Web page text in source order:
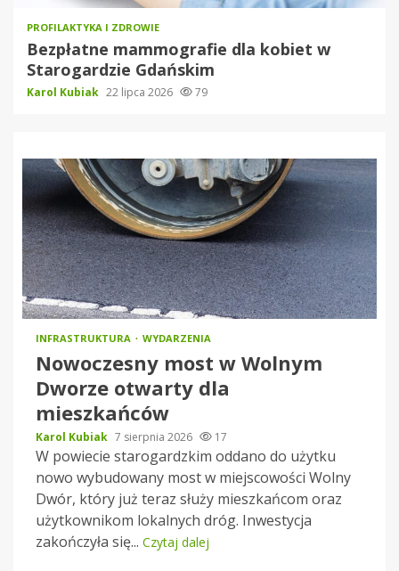
PROFILAKTYKA I ZDROWIE
Bezpłatne mammografie dla kobiet w
Starogardzie Gdańskim
Karol Kubiak 22 lipca 2026 79
INFRASTRUKTURA WYDARZENIA
Nowoczesny most w Wolnym
Dworze otwarty dla
mieszkańców
Karol Kubiak 7 sierpnia 2026 17
W powiecie starogardzkim oddano do użytku
nowo wybudowany most w miejscowości Wolny
Dwór, który już teraz służy mieszkańcom oraz
użytkownikom lokalnych dróg. Inwestycja
zakończyła się... Czytaj dalej